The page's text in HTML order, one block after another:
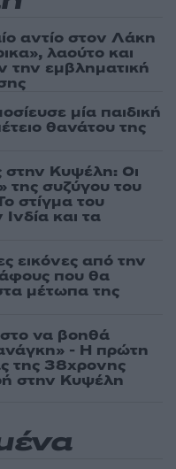
αντίο στον Λάκη
λαούτο και
την εμβληματική
μία παιδική
θανάτου της
στην Κυψέλη: Οι
της συζύγου του
στίγμα του
και τα
εικόνες από την
που θα
μέτωπα της
να βοηθά
- Η πρώτη
της 38χρονης
στην Κυψέλη